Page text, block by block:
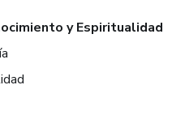
y Espiritualidad